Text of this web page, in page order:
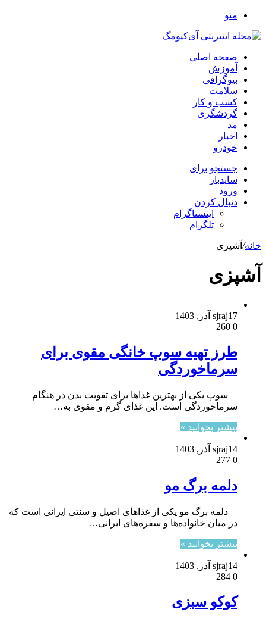
منو
صفحه اصلی
آموزش
بیوگرافی
سلامت
کسب و کار
گردشگری
مد
اخبار
خودرو
جستجو برای
سایدبار
ورود
دنبال کردن
اینستاگرام
تلگرام
خانه/ آشپزی
آشپزی
sjraj17 آذر, 1403
0
طرز تهیه سوپ خانگی مقوی برای
سرماخوردگی
سوپ یکی از بهترین غذاها برای تقویت بدن در هنگام
سرماخوردگی است. این غذای گرم و مقوی به…
بیشتر بخوانید »
sjraj14 آذر, 1403
0
دلمه برگ مو
دلمه برگ مو یکی از غذاهای اصیل و سنتی ایرانی است که
در میان خانواده‌ها و سفره‌های ایرانی…
بیشتر بخوانید »
sjraj14 آذر, 1403
0
کوکو سبزی